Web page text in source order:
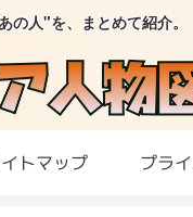
の人"を、まとめて紹介。
トマップ プラ